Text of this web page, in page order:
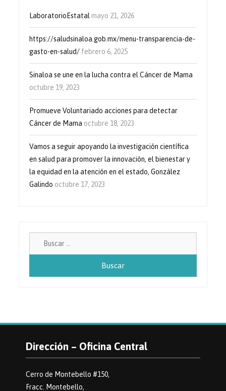
LaboratorioEstatal mayo 21, 2026
https://saludsinaloa.gob.mx/menu-transparencia-de-
gasto-en-salud/ febrero 6, 2025
Sinaloa se une en la lucha contra el Cáncer de Mama
octubre 19, 2023
Promueve Voluntariado acciones para detectar
Cáncer de Mama octubre 18, 2023
Vamos a seguir apoyando la investigación científica
en salud para promover la innovación, el bienestar y
la equidad en la atención en el estado, González
Galindo octubre 17, 2023
Dirección – Oficina Central
Cerro de Montebello #150,
Fracc. Montebello,